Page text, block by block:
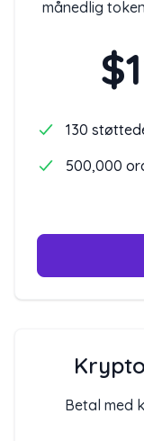
månedlig
130
500,000
Betal med